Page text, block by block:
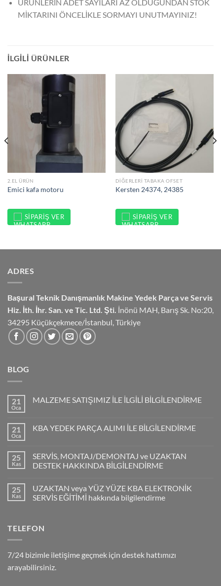
ÜRÜNLERİN ADET SAYILARI AZ OLDUĞUNDAN STOK
MİKTARINI ÖNCELİKLE SORMAYI UNUTMAYINIZ!
İLGILI ÜRÜNLER
2.EL ÜRÜN
Emici kafa motoru
SIPARIŞ VER
DIĞERLERI TABAKA OFSET
Kersten 24374, 24385
SIPARIŞ VER
ADRES
Başural Teknik Danışmanlık Makine Yedek Parça ve Servis
Hiz. İth. İhr. San. ve Tic. Ltd. Şti. İnönü MAH, Barış Sk. No:20,
34295 Küçükçekmece/İstanbul, Türkiye
BLOG
21
Oca
MALZEME SATIŞIMIZ İLE İLGİLİ BİLGİLENDİRME
21
Oca
KBA YEDEK PARÇA ALIMI İLE BİLGİLENDİRME
25
Kas
SERVİS, MONTAJ/DEMONTAJ ve UZAKTAN
DESTEK HAKKINDA BİLGİLENDİRME
25
Kas
UZAKTAN veya YÜZ YÜZE KBA ELEKTRONİK
SERVİS EĞİTİMİ hakkında bilgilendirme
TELEFON
7/24 bizimle iletişime geçmek için destek hattımızı
arayabilirsiniz.